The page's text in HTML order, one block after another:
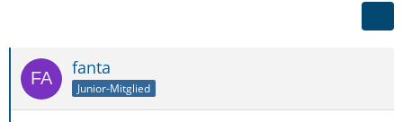
fanta
Junior-Mitglied